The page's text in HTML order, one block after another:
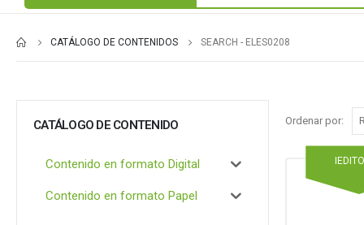
CATÁLOGO DE CONTENIDOS SEARCH - ELES0208
Ordenar por:
CATÁLOGO DE CONTENIDO
Contenido en formato Digital
Contenido en formato Papel